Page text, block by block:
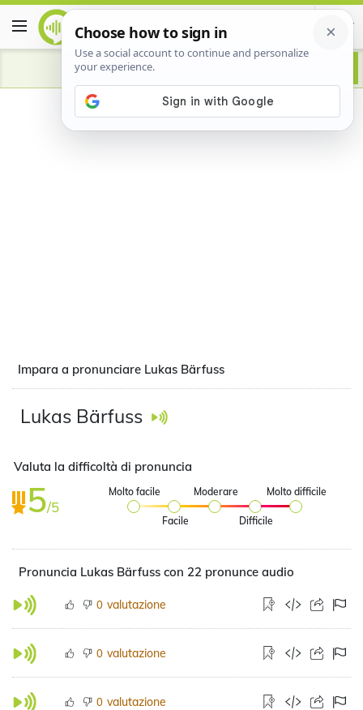
Advertisement
Impara a pronunciare Lukas Bärfuss
Lukas Bärfuss
Valuta la difficoltà di pronuncia
5/5
Molto facile
Facile
Moderare
Difficile
Molto difficile
Pronuncia Lukas Bärfuss con 22 pronunce audio
0 valutazione
0 valutazione
0 valutazione